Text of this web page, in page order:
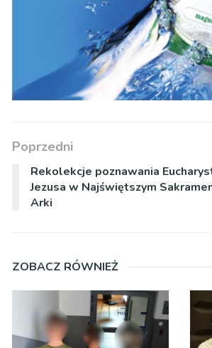
Poprzedni
Rekolekcje poznawania
Jezusa w Najświętszym
Arki
ZOBACZ RÓWNIEŻ